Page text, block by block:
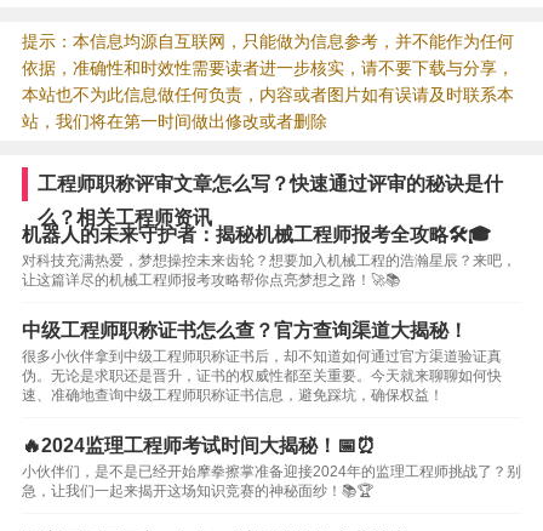
提示：本信息均源自互联网，只能做为信息参考，并不能作为任何
依据，准确性和时效性需要读者进一步核实，请不要下载与分享，
本站也不为此信息做任何负责，内容或者图片如有误请及时联系本
站，我们将在第一时间做出修改或者删除
工程师职称评审文章怎么写？快速通过评审的秘诀是什
么？相关工程师资讯
机器人的未来守护者：揭秘机械工程师报考全攻略🛠️🎓
对科技充满热爱，梦想操控未来齿轮？想要加入机械工程的浩瀚星辰？来吧，
让这篇详尽的机械工程师报考攻略帮你点亮梦想之路！🚀📚
中级工程师职称证书怎么查？官方查询渠道大揭秘！
很多小伙伴拿到中级工程师职称证书后，却不知道如何通过官方渠道验证真
伪。无论是求职还是晋升，证书的权威性都至关重要。今天就来聊聊如何快
速、准确地查询中级工程师职称证书信息，避免踩坑，确保权益！
🔥2024监理工程师考试时间大揭秘！📅⏰
小伙伴们，是不是已经开始摩拳擦掌准备迎接2024年的监理工程师挑战了？别
急，让我们一起来揭开这场知识竞赛的神秘面纱！📚🏆